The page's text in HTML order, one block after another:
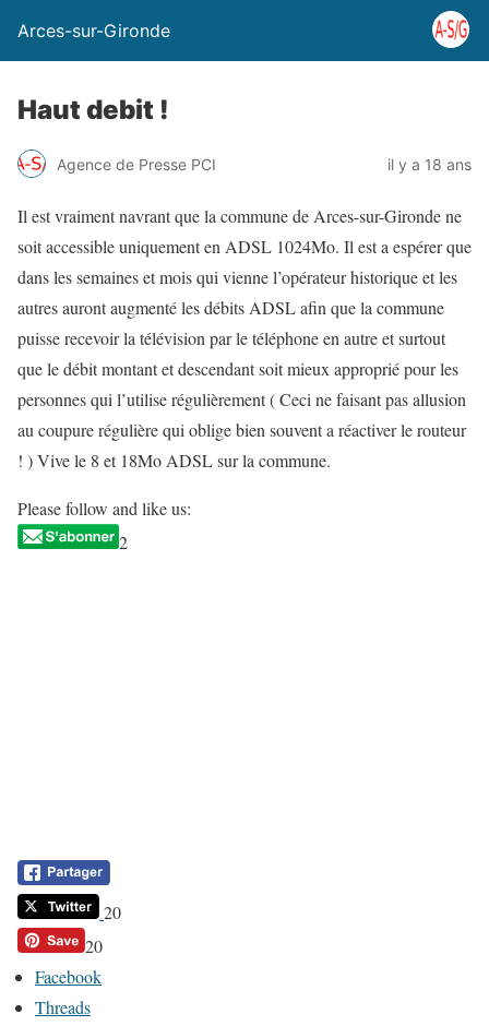
Arces-sur-Gironde
Haut debit !
Agence de Presse PCI il y a 18 ans
Il est vraiment navrant que la commune de Arces-sur-Gironde ne
soit accessible uniquement en ADSL 1024Mo. Il est a espérer que
dans les semaines et mois qui vienne l’opérateur historique et les
autres auront augmenté les débits ADSL afin que la commune
puisse recevoir la télévision par le téléphone en autre et surtout
que le débit montant et descendant soit mieux approprié pour les
personnes qui l’utilise régulièrement ( Ceci ne faisant pas allusion
au coupure régulière qui oblige bien souvent a réactiver le routeur
! ) Vive le 8 et 18Mo ADSL sur la commune.
Please follow and like us:
2
20
20
Facebook
Threads